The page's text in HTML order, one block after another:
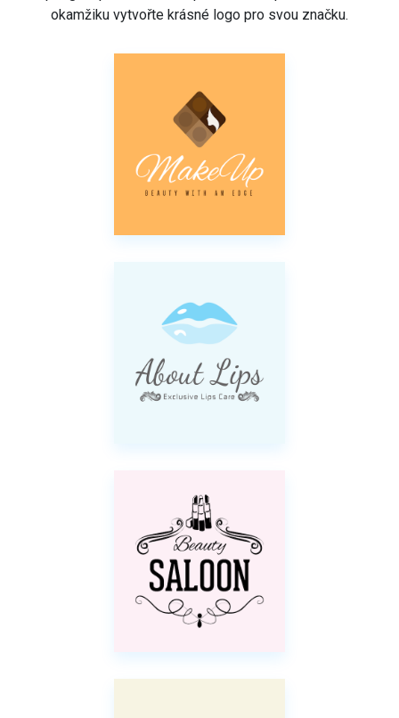
okamžiku vytvořte krásné logo pro svou značku.